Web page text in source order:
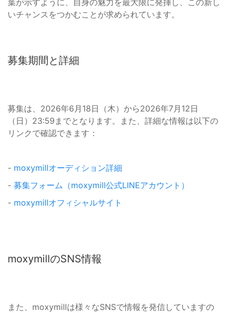
葉が示すように、自身の魅力を最大限に発揮し、この新し
いチャンスをつかむことが求められています。
募集期間と詳細
募集は、2026年6月18日（木）から2026年7月12日
（日）23:59までとなります。また、詳細な情報は以下の
リンクで確認できます：
- moxymillオーディション詳細
- 募集フォーム（moxymill公式LINEアカウント）
- moxymillオフィシャルサイト
moxymillのSNS情報
また、moxymillは様々なSNSで情報を発信していますの